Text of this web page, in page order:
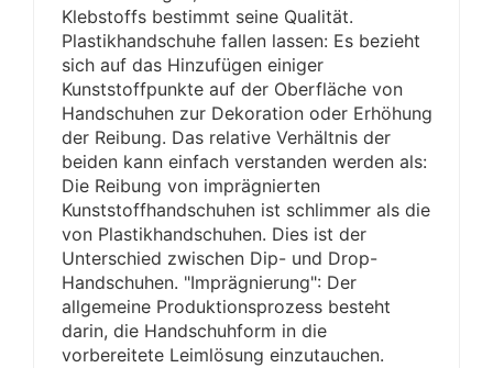
Klebstoffs bestimmt seine Qualität.
Plastikhandschuhe fallen lassen: Es bezieht
sich auf das Hinzufügen einiger
Kunststoffpunkte auf der Oberfläche von
Handschuhen zur Dekoration oder Erhöhung
der Reibung. Das relative Verhältnis der
beiden kann einfach verstanden werden als:
Die Reibung von imprägnierten
Kunststoffhandschuhen ist schlimmer als die
von Plastikhandschuhen. Dies ist der
Unterschied zwischen Dip- und Drop-
Handschuhen. "Imprägnierung": Der
allgemeine Produktionsprozess besteht
darin, die Handschuhform in die
vorbereitete Leimlösung einzutauchen.